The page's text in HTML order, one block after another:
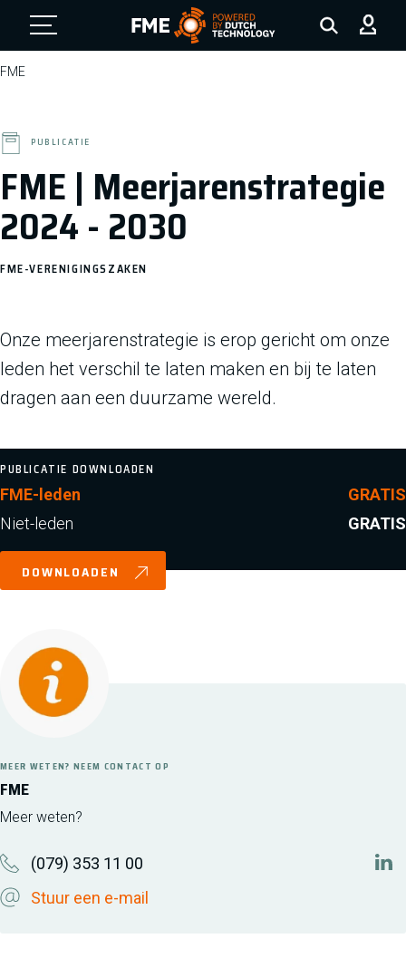
FME Logo, to the homepage
FME
FME | Meerjarenstrategie
2024 - 2030
PUBLICATIE
FME-VERENIGINGSZAKEN
Onze meerjarenstrategie is erop gericht om onze
leden het verschil te laten maken en bij te laten
dragen aan een duurzame wereld.
PUBLICATIE DOWNLOADEN
FME-leden
GRATIS
Niet-leden
GRATIS
DOWNLOADEN
FME
MEER WETEN? NEEM CONTACT OP
Meer weten?
(079) 353 11 00
Stuur een e-mail